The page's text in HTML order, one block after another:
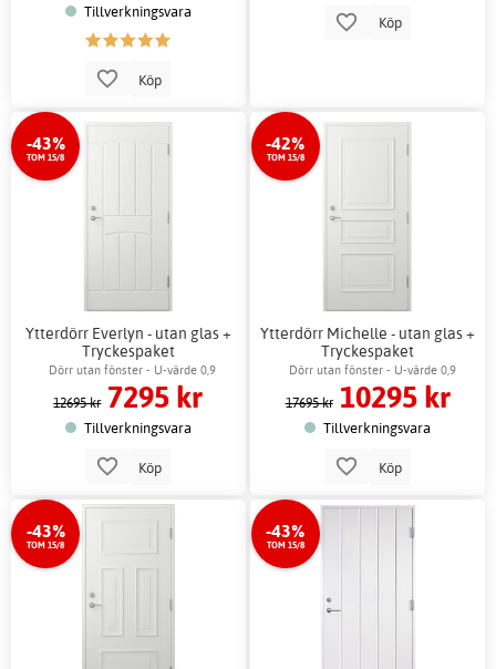
Tillverkningsvara
Köp
Köp
-43%
TOM 15/8
Ytterdörr Everlyn - utan glas +
Tryckespaket
Dörr utan fönster - U-värde 0,9
12695 kr 7295 kr
Tillverkningsvara
Köp
-42%
TOM 15/8
Ytterdörr Michelle - utan glas +
Tryckespaket
Dörr utan fönster - U-värde 0,9
17695 kr 10295 kr
Tillverkningsvara
Köp
-43%
TOM 15/8
-43%
TOM 15/8